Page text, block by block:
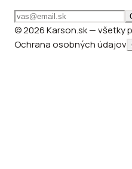
© 2026 Karson.sk — všetky
Ochrana osobných údajov